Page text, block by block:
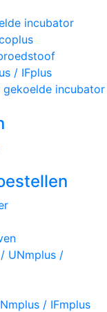
incubator
/ IFplus
gekoelde incubator
UNmplus /
/ IFmplus